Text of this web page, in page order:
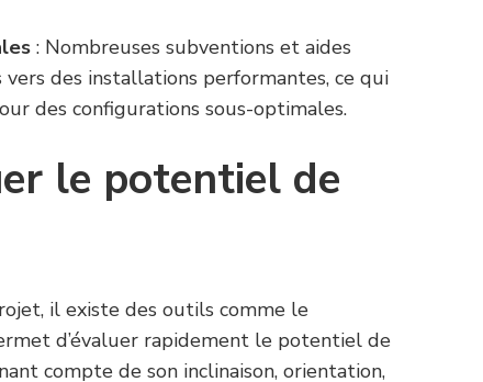
: Nombreuses subventions et aides
des installations performantes, ce qui
des configurations sous-optimales.
le potentiel de
il existe des outils comme le
d’évaluer rapidement le potentiel de
compte de son inclinaison, orientation,